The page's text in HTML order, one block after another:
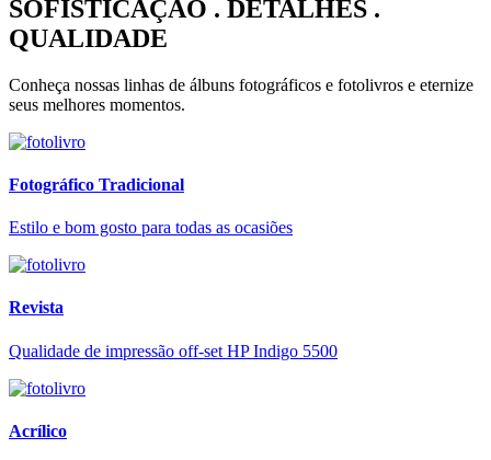
SOFISTICAÇÃO . DETALHES .
QUALIDADE
Conheça nossas linhas de álbuns fotográficos e fotolivros e eternize
seus melhores momentos.
Fotográfico Tradicional
Estilo e bom gosto para todas as ocasiões
Revista
Qualidade de impressão off-set HP Indigo 5500
Acrílico